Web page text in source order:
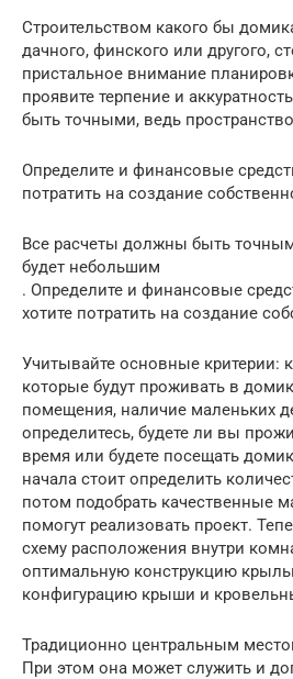
Строительством какого бы
дачного, финского или другого,
пристальное внимание
проявите терпение и
быть точными, ведь
Определите и финансовые
потратить на создание
Все расчеты должны быть
будет небольшим
. Определите и финансовые
хотите потратить на создание
Учитывайте основные критерии:
которые будут проживать в
помещения, наличие маленьких
определитесь, будете ли вы
время или будете посещать
начала стоит определить
потом подобрать качественные
помогут реализовать проект.
схему расположения внутри
оптимальную конструкцию
конфигурацию крыши и
Традиционно центральным
При этом она может служить и